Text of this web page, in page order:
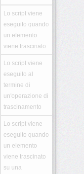
Lo script viene
eseguito quando
un elemento
viene trascinato
Lo script viene
eseguito al
termine di
un'operazione di
trascinamento
Lo script viene
eseguito quando
un elemento
viene trascinato
su una